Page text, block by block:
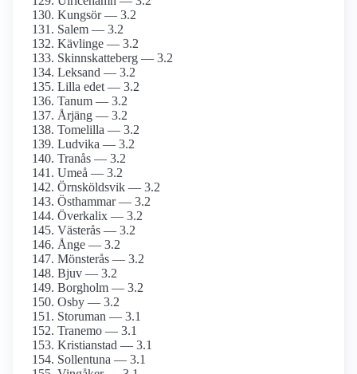
Kungsör — 3.2
Salem — 3.2
Kävlinge — 3.2
Skinnskatteberg — 3.2
Leksand — 3.2
Lilla edet — 3.2
Tanum — 3.2
Årjäng — 3.2
Tomelilla — 3.2
Ludvika — 3.2
Tranås — 3.2
Umeå — 3.2
Örnsköldsvik — 3.2
Östhammar — 3.2
Överkalix — 3.2
Västerås — 3.2
Ånge — 3.2
Mönsterås — 3.2
Bjuv — 3.2
Borgholm — 3.2
Osby — 3.2
Storuman — 3.1
Tranemo — 3.1
Kristianstad — 3.1
Sollentuna — 3.1